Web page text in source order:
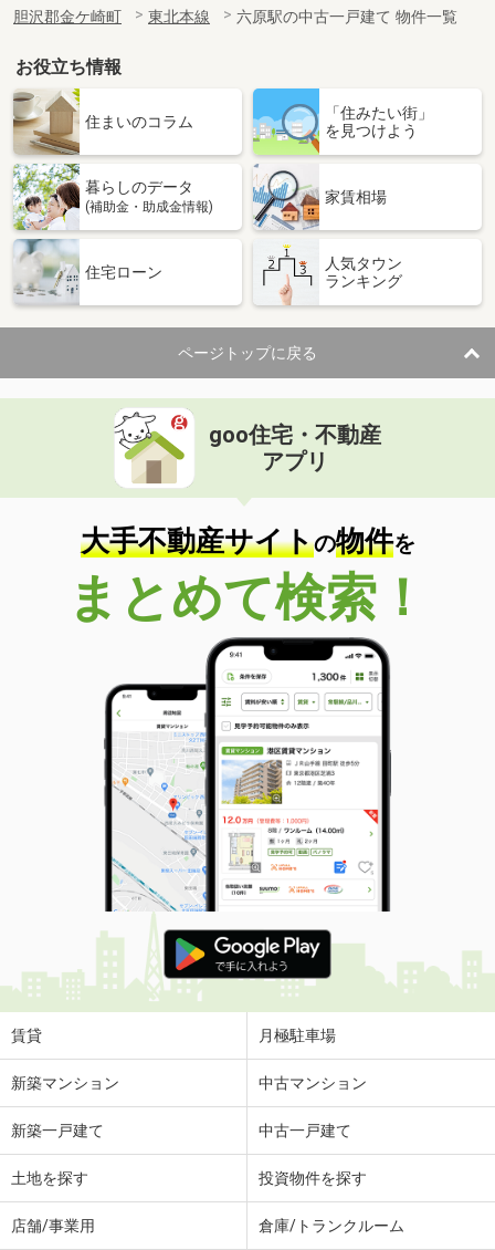
胆沢郡金ケ崎町
東北本線 六原駅の中古一戸建て 物件一覧
お役立ち情報
住まいのコラム
「住みたい街」
を見つけよう
暮らしのデータ
(補助金・助成金情報)
家賃相場
住宅ローン
人気タウン
ランキング
ページトップに戻る
goo住宅・不動産
アプリ
大手不動産サイトの物件を
まとめて検索！
賃貸 月極駐車場
新築マンション 中古マンション
新築一戸建て 中古一戸建て
土地を探す 投資物件を探す
店舗/事業用 倉庫/トランクルーム